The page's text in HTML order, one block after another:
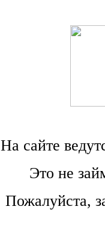
На сайте
Это не
Пожалуйста,